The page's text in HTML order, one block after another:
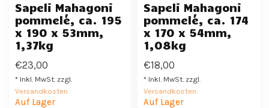
Sapeli Mahagoni
pommelé, ca. 195
x 190 x 53mm,
1,37kg
€23,00
* Inkl. MwSt. zzgl.
Versandkosten
Auf Lager
Sapeli Mahagoni
pommelé, ca. 174
x 170 x 54mm,
1,08kg
€18,00
* Inkl. MwSt. zzgl.
Versandkosten
Auf Lager